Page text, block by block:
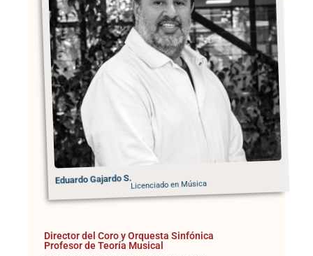
Eduardo Gajardo S.Licenciado en Música
Director del Coro y Orquesta Sinfónica
Profesor de Teoría Musical